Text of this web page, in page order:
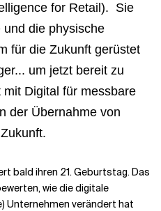
for Retail). Sie
die physische
für die Zukunft gerüstet
um jetzt bereit zu
mit Digital für messbare
der Übernahme von
bald ihren 21. Geburtstag. Das
wie die digitale
Unternehmen verändert hat